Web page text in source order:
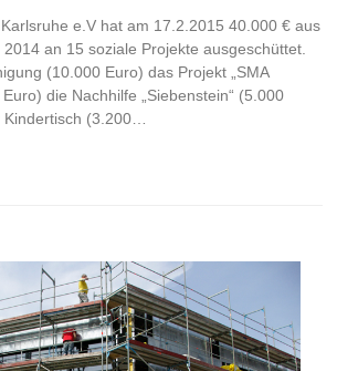
e.V hat am 17.2.2015 40.000 € aus
an 15 soziale Projekte ausgeschüttet.
(10.000 Euro) das Projekt „SMA
die Nachhilfe „Siebenstein“ (5.000
(3.200…